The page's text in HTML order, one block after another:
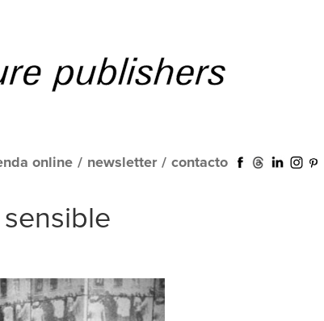
online / newsletter / contacto